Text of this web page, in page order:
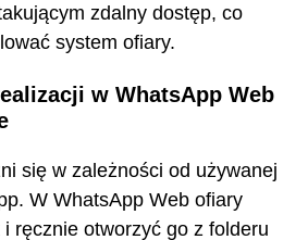
zdalny dostęp, co
system ofiary.
w WhatsApp Web
się w zależności od używanej
W WhatsApp Web ofiary
ręcznie otworzyć go z folderu